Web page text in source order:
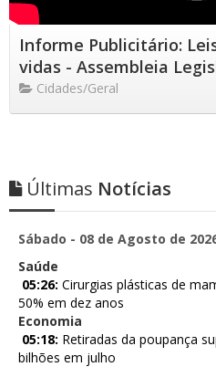
Informe Publicitário:
vidas - Assembleia
Cidades/Geral
Últimas Notícias
Sábado - 08 de Agosto de
Saúde
05:26: Cirurgias plásticas de
50% em dez anos
Economia
05:18: Retiradas da poupança
bilhões em julho